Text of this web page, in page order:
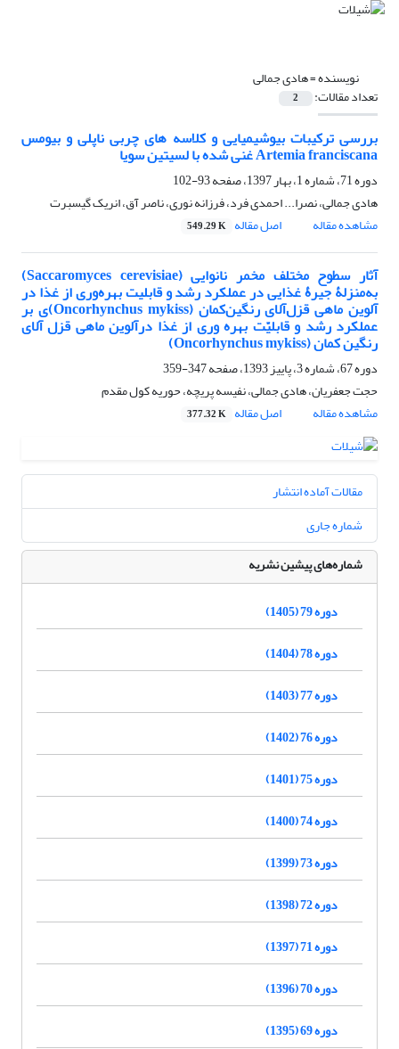
نویسنده =هادی جمالی
تعداد مقالات: 2
بررسی ترکیبات بیوشیمیایی و کلاسه های چربی ناپلی و بیومس
Artemia franciscana غنی شده با لسیتین سویا
دوره 71، شماره 1، بهار 1397، صفحه
93-102
هادی جمالی، نصرا... احمدی فرد، فرزانه نوری، ناصر آق، انریک گیسبرت
مشاهده مقاله
اصل مقاله 549.29 K
آثار سطوح مختلف مخمر نانوایی (Saccaromyces cerevisiae)
به‌منزلۀ جیرۀ غذایی در عملکرد رشد و قابلیت بهره‌وری از غذا در
آلوین ماهی قزل‌آلای رنگین‌کمان (Oncorhynchus mykiss)ی بر
عملکرد رشد و قابلیّت بهره وری از غذا درآلوین ماهی قزل آلای
رنگین کمان (Oncorhynchus mykiss)
دوره 67، شماره 3، پاییز 1393، صفحه
347-359
حجت جعفریان، هادی جمالی، نفیسه پریچه، حوریه کول مقدم
مشاهده مقاله
اصل مقاله 377.32 K
مقالات آماده انتشار
شماره جاری
شماره‌های پیشین نشریه
دوره 79 (1405)
دوره 78 (1404)
دوره 77 (1403)
دوره 76 (1402)
دوره 75 (1401)
دوره 74 (1400)
دوره 73 (1399)
دوره 72 (1398)
دوره 71 (1397)
دوره 70 (1396)
دوره 69 (1395)